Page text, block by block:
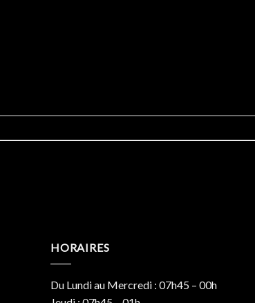
HORAIRES
Du Lundi au Mercredi : 07h45 – 00h